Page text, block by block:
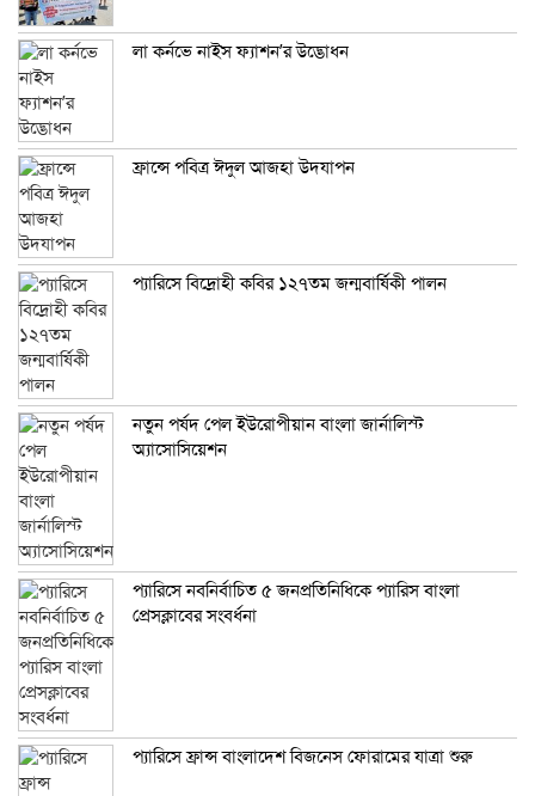
লা কর্নভে নাইস ফ্যাশন’র উদ্ভোধন
ফ্রান্সে পবিত্র ঈদুল আজহা উদযাপন
প্যারিসে বিদ্রোহী কবির ১২৭তম জন্মবার্ষিকী পালন
নতুন পর্ষদ পেল ইউরোপীয়ান বাংলা জার্নালিস্ট
অ্যাসোসিয়েশন
প্যারিসে নবনির্বাচিত ৫ জনপ্রতিনিধিকে প্যারিস বাংলা
প্রেসক্লাবের সংবর্ধনা
প্যারিসে ফ্রান্স বাংলাদেশ বিজনেস ফোরামের যাত্রা শুরু